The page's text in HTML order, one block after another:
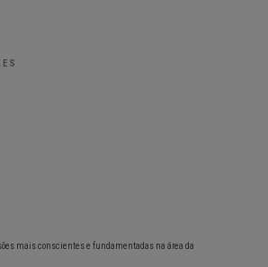
mais conscientes e fundamentadas na área da